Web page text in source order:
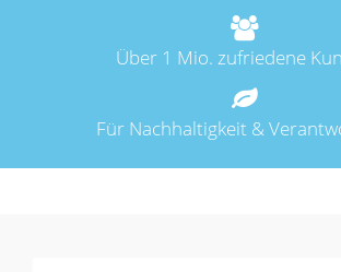
Über 1 Mio. zufriedene
Für Nachhaltigkeit &